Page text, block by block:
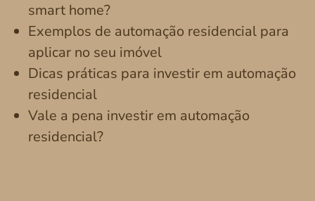
smart home?
Exemplos de automação residencial para
aplicar no seu imóvel
Dicas práticas para investir em automação
residencial
Vale a pena investir em automação
residencial?